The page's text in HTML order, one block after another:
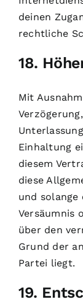
deinen
rechtliche
18.
Mit
Einhaltung
diesem
diese
und solange
Versäumnis
über den
Grund der
Partei liegt.
19.